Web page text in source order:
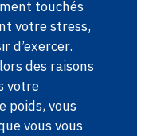
touchés
votre stress,
d’exercer.
des raisons
votre
poids, vous
vous vous